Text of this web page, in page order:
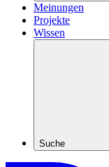
Meinungen
Projekte
Wissen
Suche